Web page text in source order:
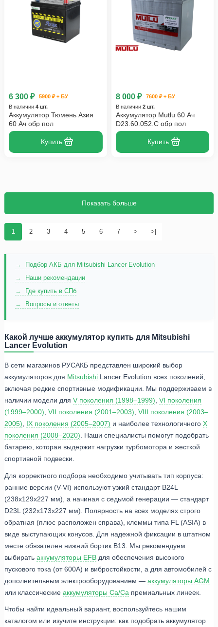
6 300 ₽
5900 ₽ + БУ
В наличии 4 шт.
Аккумулятор Тюмень Азия
60 Ач обр пол
Купить
8 000 ₽
7600 ₽ + БУ
В наличии 2 шт.
Аккумулятор Mutlu 60 Ач
D23.60.052.C обр пол
Купить
1 2 3 4 5 6 7 > >|
Показать больше
Подбор АКБ для Mitsubishi Lancer Evolution
Наши рекомендации
Где купить в СПб
Вопросы и ответы
Какой лучше аккумулятор купить для Mitsubishi
Lancer Evolution
В сети магазинов РУСАКБ представлен широкий выбор
аккумуляторов для Mitsubishi Lancer Evolution всех поколений,
включая редкие спортивные модификации. Мы поддерживаем в
наличии модели для V поколения (1998–1999) VI поколения
(1999–2000) VII поколения (2001–2003) VIII поколения (2003–
2005)
IX поколения (2005–2007) и наиболее технологичного X
поколения (2008–2020) . Наши специалисты помогут подобрать
батарею, которая выдержит нагрузки турбомотора и жесткой
спортивной подвески.
Для корректного подбора необходимо учитывать тип корпуса:
ранние версии (V-VI) используют узкий стандарт B24L
(238x129x227 мм), а начиная с седьмой генерации — стандарт
D23L (232x173x227 мм). Полярность на всех моделях строго
обратная (плюс расположен справа), клеммы типа FL (ASIA) в
виде выступающих конусов. Для надежной фиксации в штатном
месте обязателен нижний бортик B13. Мы рекомендуем
выбирать аккумуляторы EFB для обеспечения высокого
пускового тока (от 600А) и вибростойкости, а для автомобилей с
дополнительным электрооборудованием — аккумуляторы AGM
или классические аккумуляторы Ca/Ca премиальных линеек.
Чтобы найти идеальный вариант, воспользуйтесь нашим
каталогом или изучите инструкции: как подобрать аккумулятор